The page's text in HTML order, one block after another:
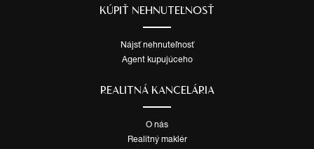
KÚPIŤ NEHNUTEĽNOSŤ
Nájsť nehnuteľnosť
Agent kupujúceho
REALITNÁ KANCELÁRIA
O nás
Realitný maklér